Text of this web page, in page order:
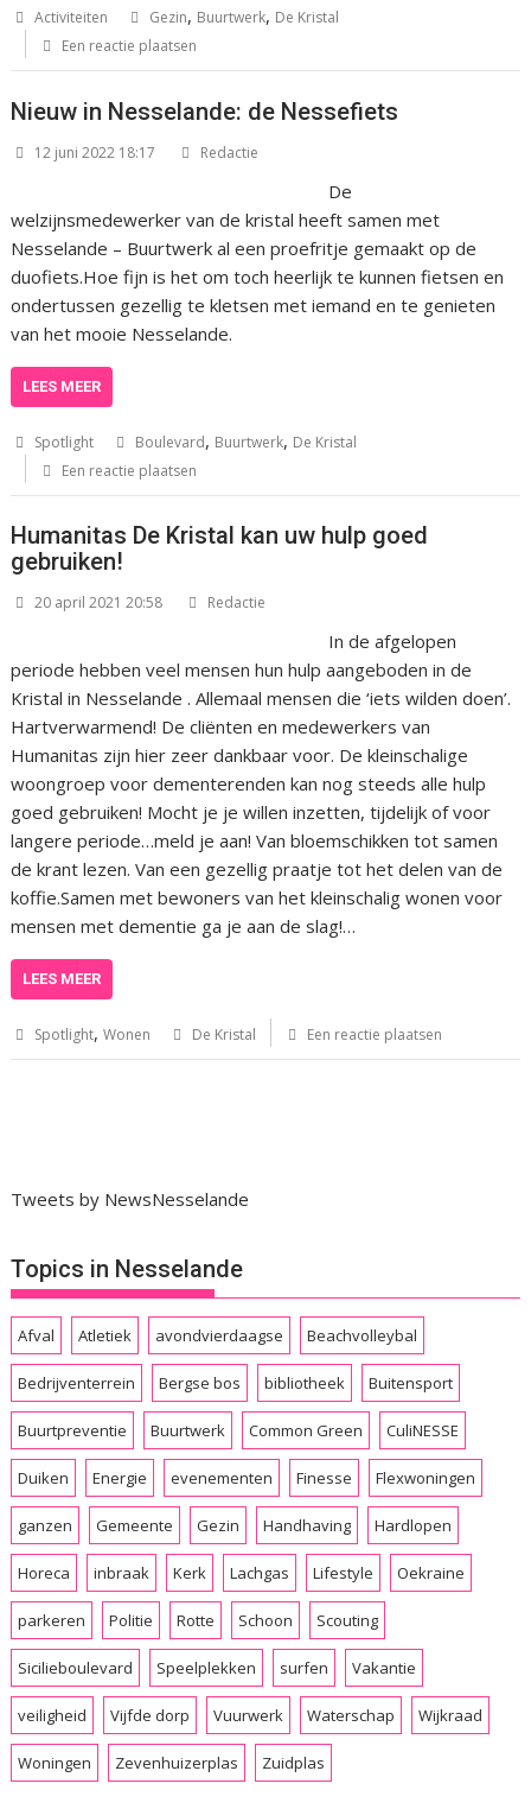
Activiteiten Gezin, Buurtwerk, De Kristal
Een reactie plaatsen
Nieuw in Nesselande: de Nessefiets
12 juni 2022 18:17 Redactie
De
welzijnsmedewerker van de kristal heeft samen met
Nesselande – Buurtwerk al een proefritje gemaakt op de
duofiets.Hoe fijn is het om toch heerlijk te kunnen fietsen en
ondertussen gezellig te kletsen met iemand en te genieten
van het mooie Nesselande.
LEES MEER
Spotlight Boulevard, Buurtwerk, De Kristal
Een reactie plaatsen
Humanitas De Kristal kan uw hulp goed
gebruiken!
20 april 2021 20:58 Redactie
In de afgelopen
periode hebben veel mensen hun hulp aangeboden in de
Kristal in Nesselande . Allemaal mensen die ‘iets wilden doen’.
Hartverwarmend! De cliënten en medewerkers van
Humanitas zijn hier zeer dankbaar voor. De kleinschalige
woongroep voor dementerenden kan nog steeds alle hulp
goed gebruiken! Mocht je je willen inzetten, tijdelijk of voor
langere periode…meld je aan! Van bloemschikken tot samen
de krant lezen. Van een gezellig praatje tot het delen van de
koffie.Samen met bewoners van het kleinschalig wonen voor
mensen met dementie ga je aan de slag!…
LEES MEER
Spotlight,Wonen De Kristal Een reactie plaatsen
Tweets by NewsNesselande
Topics in Nesselande
Afval Atletiek avondvierdaagse Beachvolleybal
Bedrijventerrein Bergse bos bibliotheek Buitensport
Buurtpreventie Buurtwerk Common Green CuliNESSE
Duiken Energie evenementen Finesse Flexwoningen
ganzen Gemeente Gezin Handhaving Hardlopen
Horeca inbraak Kerk Lachgas Lifestyle Oekraine
parkeren Politie Rotte Schoon Scouting
Sicilieboulevard Speelplekken surfen Vakantie
veiligheid Vijfde dorp Vuurwerk Waterschap Wijkraad
Woningen Zevenhuizerplas Zuidplas